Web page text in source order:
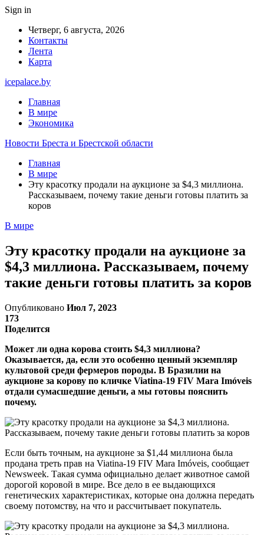
Sign in
Четверг, 6 августа, 2026
Контакты
Лента
Карта
icepalace.by
Главная
В мире
Экономика
Новости Бреста и Брестской области
Главная
В мире
Эту красотку продали на аукционе за $4,3 миллиона.
Рассказываем, почему такие деньги готовы платить за
коров
В мире
Эту красотку продали на аукционе за
$4,3 миллиона. Рассказываем, почему
такие деньги готовы платить за коров
Опубликовано Июл 7, 2023
173
Поделится
Может ли одна корова стоить $4,3 миллиона?
Оказывается, да, если это особенно ценный экземпляр
культовой среди фермеров породы. В Бразилии на
аукционе за корову по кличке Viatina-19 FIV Mara Imóveis
отдали сумасшедшие деньги, а мы готовы пояснить
почему.
Если быть точным, на аукционе за $1,44 миллиона была
продана треть прав на Viatina-19 FIV Mara Imóveis, сообщает
Newsweek. Такая сумма официально делает животное самой
дорогой коровой в мире. Все дело в ее выдающихся
генетических характеристиках, которые она должна передать
своему потомству, на что и рассчитывает покупатель.